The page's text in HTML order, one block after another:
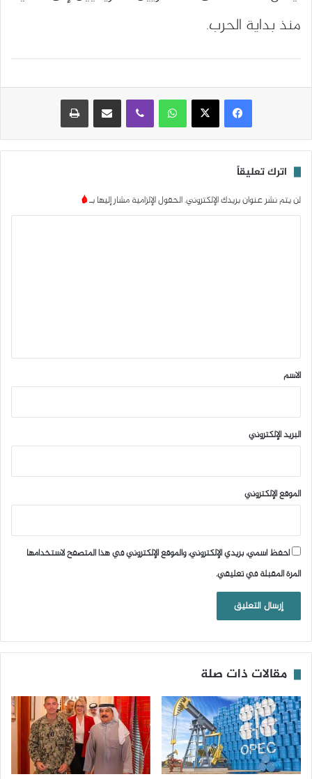
منذ بداية الحرب.
واتساب مشاركة عبر البريد
اترك تعليقاً
لن يتم نشر عنوان بريدك الإلكتروني.الحقول الإلزامية مشار إليها بـ*
*
الاسم
البريد الإلكتروني
الموقع الإلكتروني
احفظ اسمي، بريدي الإلكتروني، والموقع الإلكتروني في هذا المتصفح لاستخدامها
المرة المقبلة في تعليقي.
مقالات ذات صلة